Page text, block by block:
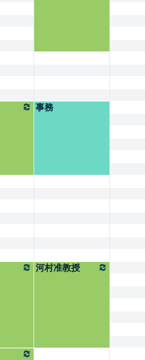
事務
河村准教授